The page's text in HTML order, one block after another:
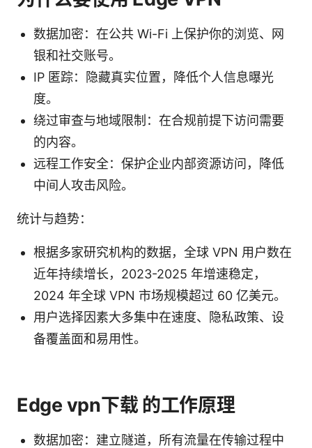
数据加密：在公共 Wi-Fi 上保护你的浏览、网
银和社交账号。
IP 匿踪：隐藏真实位置，降低个人信息曝光
度。
绕过审查与地域限制：在合规前提下访问需要
的内容。
远程工作安全：保护企业内部资源访问，降低
中间人攻击风险。
统计与趋势：
根据多家研究机构的数据，全球 VPN 用户数在
近年持续增长，2023-2025 年增速稳定，
2024 年全球 VPN 市场规模超过 60 亿美元。
用户选择因素大多集中在速度、隐私政策、设
备覆盖面和易用性。
Edge vpn下载 的工作原理
数据加密：建立隧道，所有流量在传输过程中